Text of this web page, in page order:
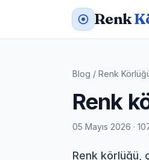
Renk
Blog / Renk
Renk
05 Mayıs 2026 ·
Renk körlüğü,